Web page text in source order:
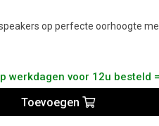
op perfecte oorhoogte
werkdagen voor 12u besteld
Toevoegen